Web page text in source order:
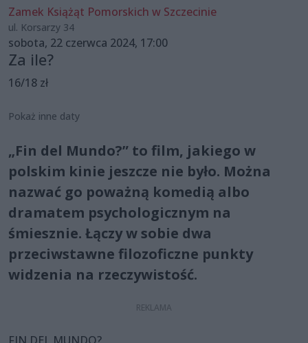
Zamek Książąt Pomorskich w Szczecinie
ul. Korsarzy 34
sobota, 22 czerwca 2024, 17:00
Za ile?
16/18 zł
Pokaż inne daty
„Fin del Mundo?” to film, jakiego w
polskim kinie jeszcze nie było. Można
nazwać go poważną komedią albo
dramatem psychologicznym na
śmiesznie. Łączy w sobie dwa
przeciwstawne filozoficzne punkty
widzenia na rzeczywistość.